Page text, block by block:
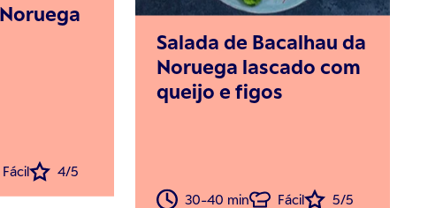
Fácil 4/5
Salada de Bacalhau da
Noruega lascado com
queijo e figos
30-40 min Fácil 5/5